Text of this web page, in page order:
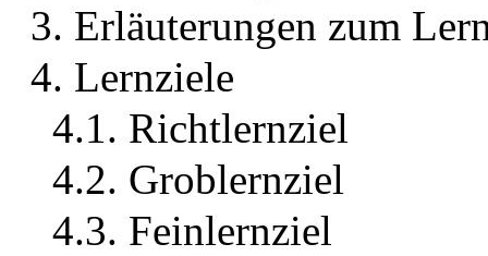
3. Erläuterungen zum
4. Lernziele
4.1. Richtlernziel
4.2. Groblernziel
4.3. Feinlernziel